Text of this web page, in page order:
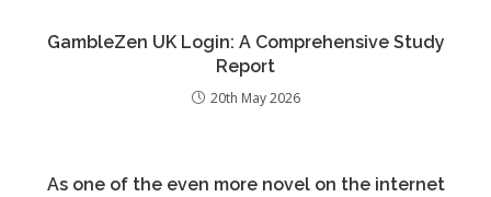
GambleZen UK Login: A Comprehensive Study
Report
20th May 2026
As one of the even more novel on the internet